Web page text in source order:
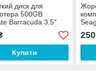
диск для
500GB
Barracuda 3.5"
6Gb/s
SATA-III Б/
Купити
250